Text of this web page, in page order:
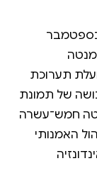
תערוכת
של תמונת
חמש־עשרה
האמנותי
קולקטיבים